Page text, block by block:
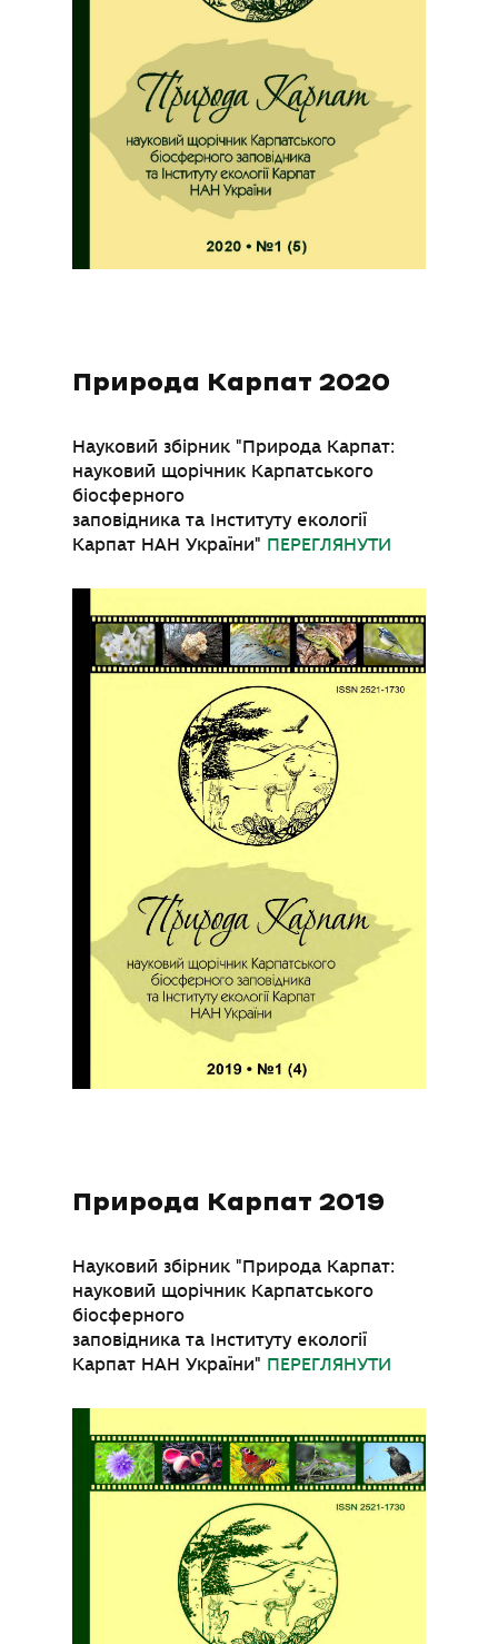
Природа Карпат 2020
Науковий збірник "Природа Карпат:
науковий щорічник Карпатського
біосферного
заповідника та Інституту екології
Карпат НАН України" ПЕРЕГЛЯНУТИ
Природа Карпат 2019
Науковий збірник "Природа Карпат:
науковий щорічник Карпатського
біосферного
заповідника та Інституту екології
Карпат НАН України" ПЕРЕГЛЯНУТИ